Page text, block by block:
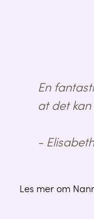
En
at det
-
Les mer om